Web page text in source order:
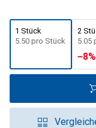
1 Stück
CHF
5.50 pro Stück
2
CHF
5.05
−8%